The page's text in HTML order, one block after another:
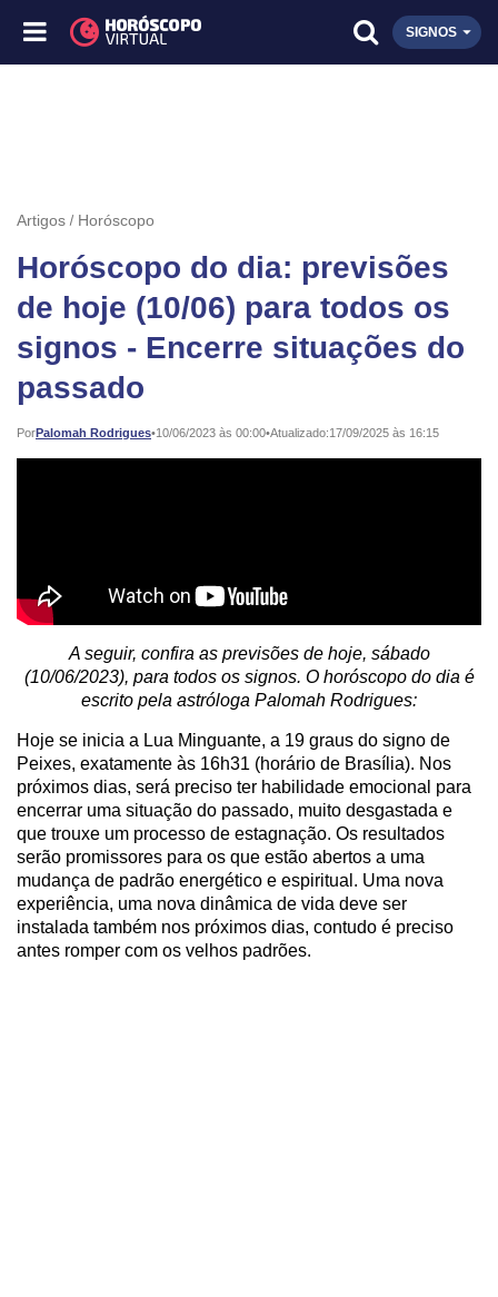
SIGNOS
Artigos Horóscopo
Horóscopo do dia: previsões
de hoje (10/06) para todos os
signos - Encerre situações do
passado
PorPalomah Rodrigues•
Publicado: 10/06/2023 às 00:00•Atualizado:17/09/2025 às 16:15
A seguir, confira as previsões de hoje, sábado
(10/06/2023), para todos os signos. O horóscopo do dia é
escrito pela astróloga Palomah Rodrigues:
Hoje se inicia a Lua Minguante, a 19 graus do signo de
Peixes, exatamente às 16h31 (horário de Brasília). Nos
próximos dias, será preciso ter habilidade emocional para
encerrar uma situação do passado, muito desgastada e
que trouxe um processo de estagnação. Os resultados
serão promissores para os que estão abertos a uma
mudança de padrão energético e espiritual. Uma nova
experiência, uma nova dinâmica de vida deve ser
instalada também nos próximos dias, contudo é preciso
antes romper com os velhos padrões.